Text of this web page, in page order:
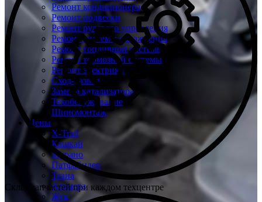
Ремонт кондиционера
Ремонт подвески
Ремонт рулевого управления
Ремонт системы охлаждения
Ремонт топливной системы
Ремонт тормозной системы
Ремонт электрики
Сход-развал
Замена катализатора
Техобслуживание
Шиномонтаж
Цены
X-Trail
Кашкай
Мурано
Патфайндер
Теана
Альмера
Жук
Склад запчастей при каждом техцентре